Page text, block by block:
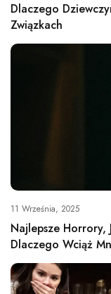
Dlaczego
Związkach
11 Września, 2025
Najlepsze Horrory,
Dlaczego Wciąż